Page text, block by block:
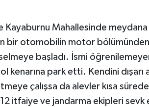
Kayaburnu Mahallesinde
bir otomobilin motor
başladı. İsmi
kenarına park etti. Kendini
çalışsa da alevler kısa
itfaiye ve jandarma ekipleri